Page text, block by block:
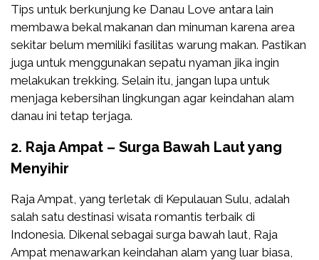
Tips untuk berkunjung ke Danau Love antara lain
membawa bekal makanan dan minuman karena area
sekitar belum memiliki fasilitas warung makan. Pastikan
juga untuk menggunakan sepatu nyaman jika ingin
melakukan trekking. Selain itu, jangan lupa untuk
menjaga kebersihan lingkungan agar keindahan alam
danau ini tetap terjaga.
2. Raja Ampat – Surga Bawah Laut yang
Menyihir
Raja Ampat, yang terletak di Kepulauan Sulu, adalah
salah satu destinasi wisata romantis terbaik di
Indonesia. Dikenal sebagai surga bawah laut, Raja
Ampat menawarkan keindahan alam yang luar biasa,